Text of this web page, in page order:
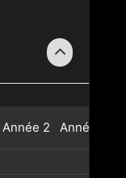
Année 2 Année